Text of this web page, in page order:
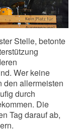
Stelle, betonte
Wer keine
den allermeisten
durch
Die
Tag darauf ab,